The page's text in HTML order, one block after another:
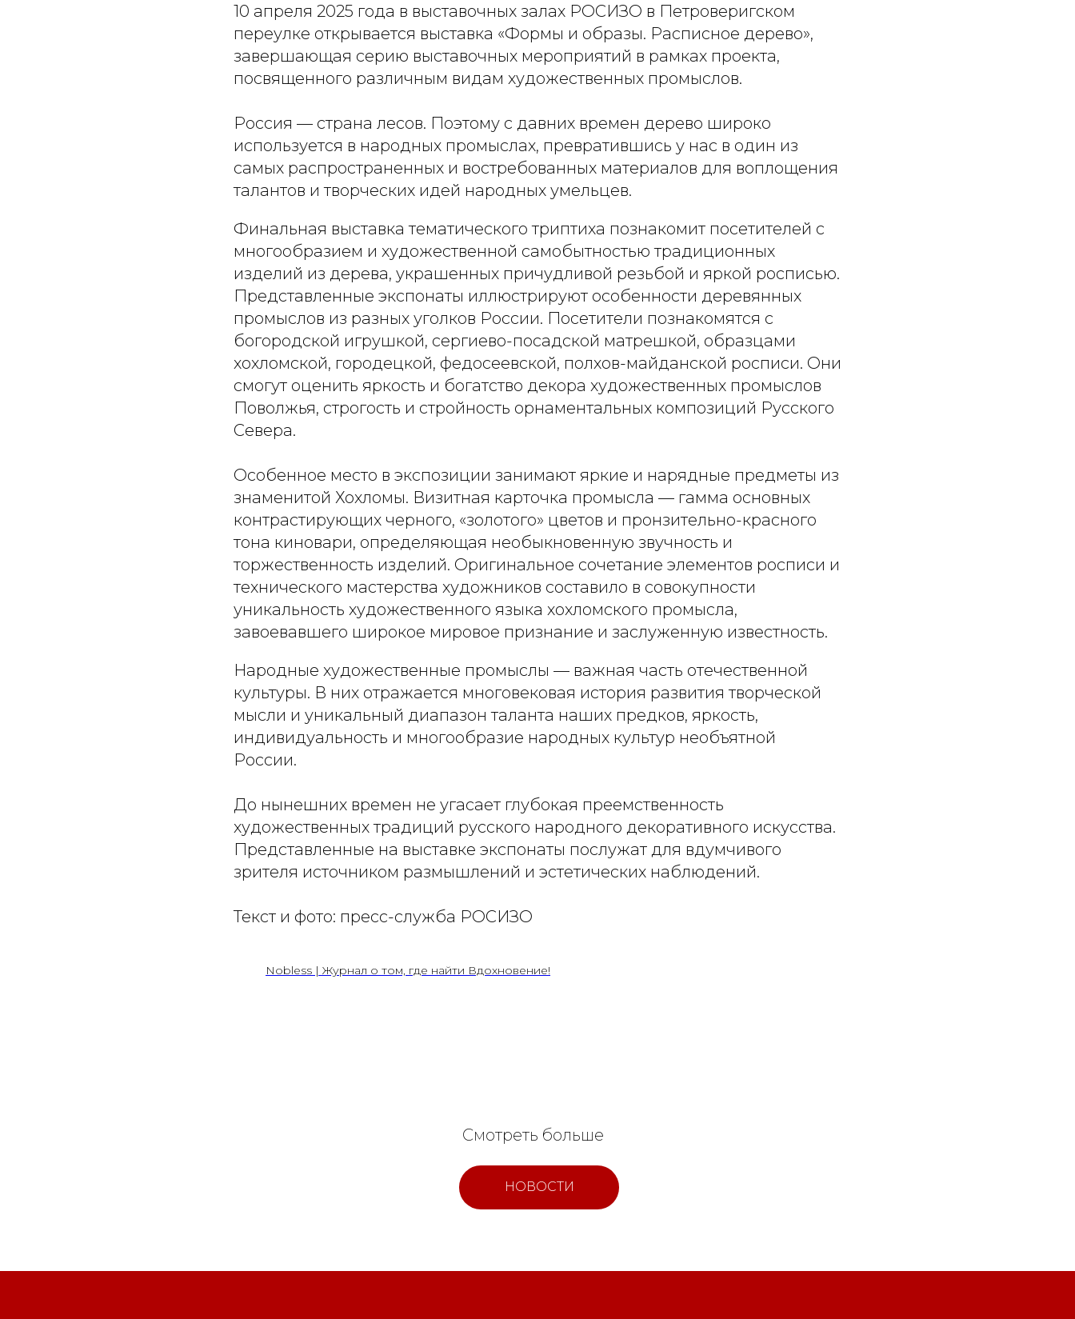
10 апреля 2025 года в выставочных залах РОСИЗО в Петроверигском
переулке открывается выставка «Формы и образы. Расписное дерево»,
завершающая серию выставочных мероприятий в рамках проекта,
посвященного различным видам художественных промыслов.
Россия — страна лесов. Поэтому с давних времен дерево широко
используется в народных промыслах, превратившись у нас в один из
самых распространенных и востребованных материалов для воплощения
талантов и творческих идей народных умельцев.
Финальная выставка тематического триптиха познакомит посетителей с
многообразием и художественной самобытностью традиционных
изделий из дерева, украшенных причудливой резьбой и яркой росписью.
Представленные экспонаты иллюстрируют особенности деревянных
промыслов из разных уголков России. Посетители познакомятся с
богородской игрушкой, сергиево-посадской матрешкой, образцами
хохломской, городецкой, федосеевской, полхов-майданской росписи. Они
смогут оценить яркость и богатство декора художественных промыслов
Поволжья, строгость и стройность орнаментальных композиций Русского
Севера.
Особенное место в экспозиции занимают яркие и нарядные предметы из
знаменитой Хохломы. Визитная карточка промысла — гамма основных
контрастирующих черного, «золотого» цветов и пронзительно-красного
тона киновари, определяющая необыкновенную звучность и
торжественность изделий. Оригинальное сочетание элементов росписи и
технического мастерства художников составило в совокупности
уникальность художественного языка хохломского промысла,
завоевавшего широкое мировое признание и заслуженную известность.
Народные художественные промыслы — важная часть отечественной
культуры. В них отражается многовековая история развития творческой
мысли и уникальный диапазон таланта наших предков, яркость,
индивидуальность и многообразие народных культур необъятной
России.
До нынешних времен не угасает глубокая преемственность
художественных традиций русского народного декоративного искусства.
Представленные на выставке экспонаты послужат для вдумчивого
зрителя источником размышлений и эстетических наблюдений.
Текст и фото: пресс-служба РОСИЗО
Nobless | Журнал о том, где найти Вдохновение!
НОВОСТИ
Смотреть больше